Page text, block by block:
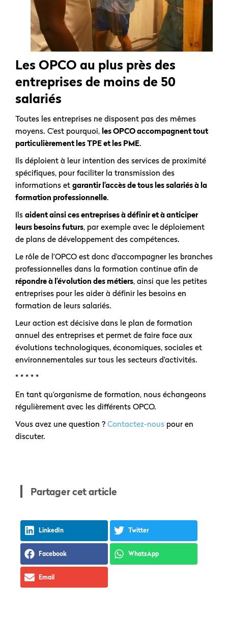
Les OPCO au plus près des
entreprises de moins de 50
salariés
Toutes les entreprises ne disposent pas des mêmes
moyens. C’est pourquoi, les OPCO accompagnent tout
particulièrement les TPE et les PME
Ils déploient à leur intention des services de proximité
spécifiques, pour faciliter la transmission des
informations et garantir l’accès de tous les salariés à la
formation professionnelle
Ils aident ainsi ces entreprises à définir et à anticiper
leurs besoins futurs , par exemple avec le déploiement
de plans de développement des compétences.
Le rôle de l’OPCO est donc d’accompagner les branches
professionnelles dans la formation continue afin de
répondre à l’évolution des métiers , ainsi que les petites
entreprises pour les aider à définir les besoins en
formation de leurs salariés.
Leur action est décisive dans le plan de formation
annuel des entreprises et permet de faire face aux
évolutions technologiques, économiques, sociales et
environnementales sur tous les secteurs d’activités.
* * * * *
En tant qu’organisme de formation, nous échangeons
régulièrement avec les différents OPCO.
Vous avez une question ? Contactez-nous pour en
discuter.
Partager cet article
LinkedIn Twitter
Facebook WhatsApp
Email